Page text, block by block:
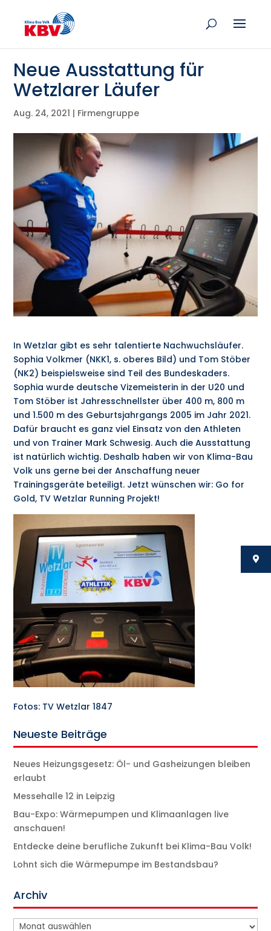
Neue Ausstattung für
Wetzlarer Läufer
Aug. 24, 2021 | Firmengruppe
In Wetzlar gibt es sehr talentierte Nachwuchsläufer.
Sophia Volkmer (NKK1, s. oberes Bild) und Tom Stöber
(NK2) beispielsweise sind Teil des Bundeskaders.
Sophia wurde deutsche Vizemeisterin in der U20 und
Tom Stöber ist Jahresschnellster über 400 m, 800 m
und 1.500 m des Geburtsjahrgangs 2005 im Jahr 2021.
Dafür braucht es ganz viel Einsatz von den Athleten
und von Trainer Mark Schwesig. Auch die Ausstattung
ist natürlich wichtig. Deshalb haben wir von Klima-Bau
Volk uns gerne bei der Anschaffung neuer
Trainingsgeräte beteiligt. Jetzt wünschen wir: Go for
Gold, TV Wetzlar Running Projekt!
Fotos: TV Wetzlar 1847
Neueste Beiträge
Neues Heizungsgesetz: Öl- und Gasheizungen bleiben
erlaubt
Messehalle 12 in Leipzig
Bau-Expo: Wärmepumpen und Klimaanlagen live
anschauen!
Entdecke deine berufliche Zukunft bei Klima-Bau Volk!
Lohnt sich die Wärmepumpe im Bestandsbau?
Archiv
Archiv